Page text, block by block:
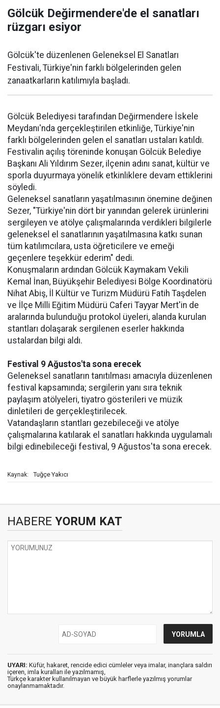
Gölcük Değirmendere'de el sanatları
rüzgarı esiyor
Gölcük'te düzenlenen Geleneksel El Sanatları
Festivali, Türkiye'nin farklı bölgelerinden gelen
zanaatkarların katılımıyla başladı.
Gölcük Belediyesi tarafından Değirmendere İskele
Meydanı'nda gerçekleştirilen etkinliğe, Türkiye'nin
farklı bölgelerinden gelen el sanatları ustaları katıldı.
Festivalin açılış töreninde konuşan Gölcük Belediye
Başkanı Ali Yıldırım Sezer, ilçenin adını sanat, kültür ve
sporla duyurmaya yönelik etkinliklere devam ettiklerini
söyledi.
Geleneksel sanatların yaşatılmasının önemine değinen
Sezer, "Türkiye'nin dört bir yanından gelerek ürünlerini
sergileyen ve atölye çalışmalarında verdikleri bilgilerle
geleneksel el sanatlarının yaşatılmasına katkı sunan
tüm katılımcılara, usta öğreticilere ve emeği
geçenlere teşekkür ederim" dedi.
Konuşmaların ardından Gölcük Kaymakam Vekili
Kemal İnan, Büyükşehir Belediyesi Bölge Koordinatörü
Nihat Abiş, İl Kültür ve Turizm Müdürü Fatih Taşdelen
ve İlçe Milli Eğitim Müdürü Caferi Tayyar Mert'in de
aralarında bulunduğu protokol üyeleri, alanda kurulan
stantları dolaşarak sergilenen eserler hakkında
ustalardan bilgi aldı.
Festival 9 Ağustos'ta sona erecek
Geleneksel sanatların tanıtılması amacıyla düzenlenen
festival kapsamında; sergilerin yanı sıra teknik
paylaşım atölyeleri, tiyatro gösterileri ve müzik
dinletileri de gerçekleştirilecek.
Vatandaşların stantları gezebileceği ve atölye
çalışmalarına katılarak el sanatları hakkında uygulamalı
bilgi edinebileceği festival, 9 Ağustos'ta sona erecek.
Kaynak: Tuğçe Yakıcı
HABERE YORUM KAT
UYARI: Küfür, hakaret, rencide edici cümleler veya imalar, inançlara saldırı
içeren, imla kuralları ile yazılmamış,
Türkçe karakter kullanılmayan ve büyük harflerle yazılmış yorumlar
onaylanmamaktadır.